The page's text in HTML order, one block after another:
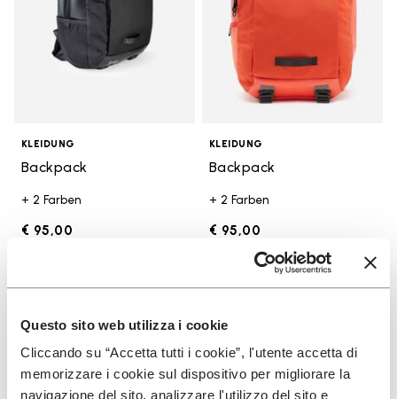
Questo sito web utilizza i cookie
Cliccando su “Accetta tutti i cookie”, l'utente accetta di
memorizzare i cookie sul dispositivo per migliorare la
navigazione del sito, analizzare l'utilizzo del sito e
KLEIDUNG
Backpack
+ 2 Farben
€ 95,00
KLEIDUNG
Backpack
+ 2 Farben
€ 95,00
You've seen 6 products out of 6
MELDEN SIE SICH AN UND VERPASSEN SIE NICHT